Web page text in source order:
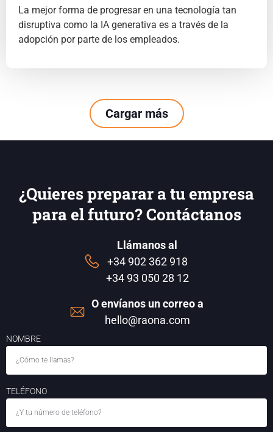
La mejor forma de progresar en una tecnología tan
disruptiva como la IA generativa es a través de la
adopción por parte de los empleados.
Cargar más
¿Quieres preparar a tu empresa
para el futuro? Contáctanos
Llámanos al
+34 902 362 918
+34 93 050 28 12
O envíanos un correo a
hello@raona.com
NOMBRE
TELÉFONO